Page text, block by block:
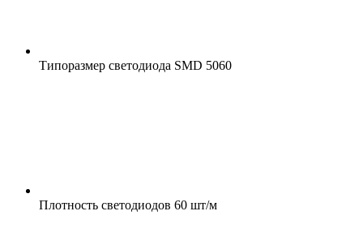
Типоразмер светодиода SMD 5060
Плотность светодиодов 60 шт/м